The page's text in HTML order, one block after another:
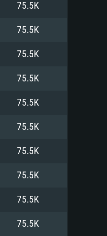
이상
Nvidia
않습니
트)
래픽 드라
라이버를
사양 지원
75.5K
75.5K
75.5K
75.5K
75.5K
75.5K
75.5K
75.5K
75.5K
75.5K